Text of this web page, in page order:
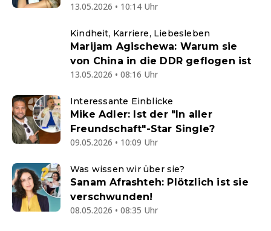
13.05.2026 • 10:14 Uhr
Kindheit, Karriere, Liebesleben
Marijam Agischewa: Warum sie
von China in die DDR geflogen ist
13.05.2026 • 08:16 Uhr
Interessante Einblicke
Mike Adler: Ist der "In aller
Freundschaft"-Star Single?
09.05.2026 • 10:09 Uhr
Was wissen wir über sie?
Sanam Afrashteh: Plötzlich ist sie
verschwunden!
08.05.2026 • 08:35 Uhr